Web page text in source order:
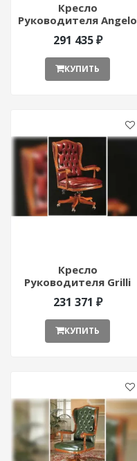
Кресло
Руководителя Angelo
Cappellini Antelami
ant75254
291 435 ₽
КУПИТЬ
Кресло
Руководителя Grilli
Roma 1 ant245660
231 371 ₽
КУПИТЬ